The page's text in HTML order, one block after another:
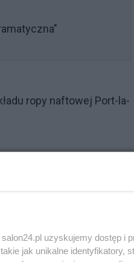
ropy naftowej Port-la-
również 30 proc.
zostały zaskarżone do
uzyskujemy dostęp i
jak unikalne identyfikatory,